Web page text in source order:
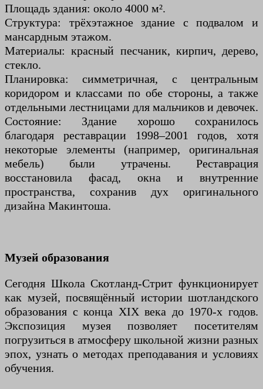
Площадь здания: около 4000 м².
Структура: трёхэтажное здание с подвалом и
мансардным этажом.
Материалы: красный песчаник, кирпич, дерево,
стекло.
Планировка: симметричная, с центральным
коридором и классами по обе стороны, а также
отдельными лестницами для мальчиков и девочек.
Состояние: Здание хорошо сохранилось
благодаря реставрации 1998–2001 годов, хотя
некоторые элементы (например, оригинальная
мебель) были утрачены. Реставрация
восстановила фасад, окна и внутренние
пространства, сохранив дух оригинального
дизайна Макинтоша.
Музей образования
Сегодня Школа Скотланд-Стрит функционирует
как музей, посвящённый истории шотландского
образования с конца XIX века до 1970-х годов.
Экспозиция музея позволяет посетителям
погрузиться в атмосферу школьной жизни разных
эпох, узнать о методах преподавания и условиях
обучения.